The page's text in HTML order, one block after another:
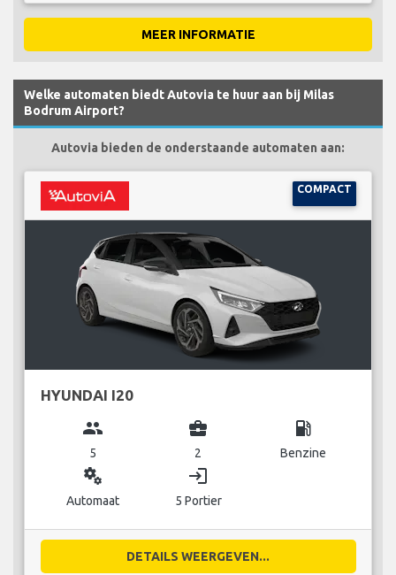
MEER INFORMATIE
Welke automaten biedt Autovia te huur aan bij Milas
Bodrum Airport?
Autovia bieden de onderstaande automaten aan:
COMPACT
HYUNDAI I20
group
5
business_center
2
local_gas_station
Benzine
miscellaneous_services
Automaat
login
5 Portier
DETAILS WEERGEVEN...